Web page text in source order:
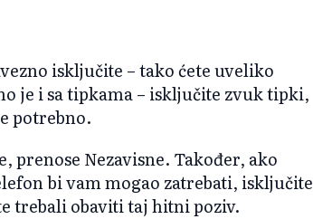
isključite – tako ćete uveliko
je i sa tipkama – isključite zvuk tipki,
potrebno.
prenose Nezavisne. Također, ako
bi vam mogao zatrebati, isključite
trebali obaviti taj hitni poziv.